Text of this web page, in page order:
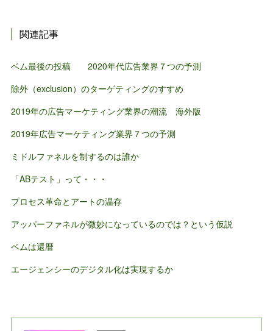
関連記事
ベム最後の投稿 2020年代広告業界７つの予測
除外（exclusion）のターゲティングのすすめ
2019年の広告マーケティング業界の潮流 海外版
2019年広告マーケティング業界７つの予測
ミドルファネルを制するのは誰か
「ABテスト」って・・・
プロセス革命とアートの温存
アッパーファネルが微妙になっているのでは？という仮説
ベムは還暦
エージェンシーのデジタル化は実現するか